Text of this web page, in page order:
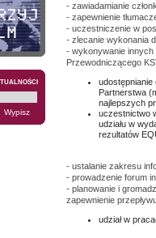
- zawiadamianie
- zapewnienie
- uczestniczenie w
- zlecanie wykonania
- wykonywanie
Przewodniczącego
Partnerstwa
najlepszych
uczestnictwo
udziału w
rezultatów
- ustalanie zakresu
- prowadzenie forum
- planowanie i
zapewnienie
udział w